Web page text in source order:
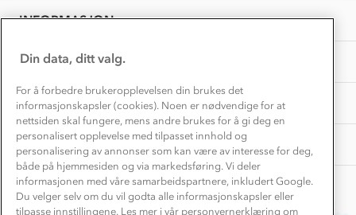
INFORMASJON
Presse
OM OSS
Samarbeide med oss?
TIPS OG RÅD
Store størrelser
Turmat oppskrifter
Beredskap
AKTIVITETER
Leirskole 🥾
Barnehageansatt
Tips til hyttetur
Din data, ditt valg.
For å forbedre brukeropplevelsen din brukes det
informasjonskapsler (cookies). Noen er nødvendige for at
nettsiden skal fungere, mens andre brukes for å gi deg en
personalisert opplevelse med tilpasset innhold og
personalisering av annonser som kan være av interesse for deg,
både på hjemmesiden og via markedsføring. Vi deler
informasjonen med våre samarbeidspartnere, inkludert Google.
Du velger selv om du vil godta alle informasjonskapsler eller
tilpasse innstillingene. Les mer i vår personvernerklæring om